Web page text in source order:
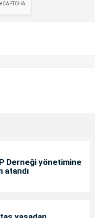
Derneği yönetimine
atandı